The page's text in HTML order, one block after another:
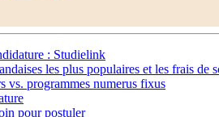
: Studielink
les plus populaires et les frais de
vs. programmes numerus fixus
pour postuler